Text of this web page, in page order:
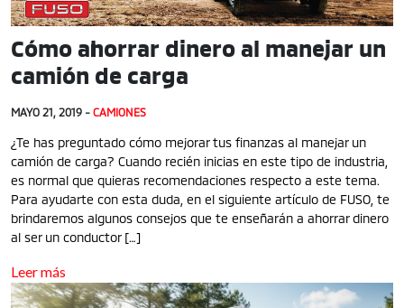
Cómo ahorrar dinero al manejar un
camión de carga
MAYO 21, 2019 - CAMIONES
¿Te has preguntado cómo mejorar tus finanzas al manejar un
camión de carga? Cuando recién inicias en este tipo de industria,
es normal que quieras recomendaciones respecto a este tema.
Para ayudarte con esta duda, en el siguiente artículo de FUSO, te
brindaremos algunos consejos que te enseñarán a ahorrar dinero
al ser un conductor […]
Leer más